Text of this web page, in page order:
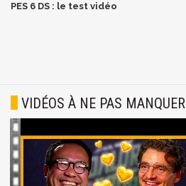
PES 6 DS : le test vidéo
VIDÉOS À NE PAS MANQUER